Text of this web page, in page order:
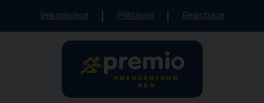
Velkoobchod Přihlášení Registrace